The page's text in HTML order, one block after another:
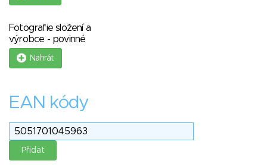
Fotografie složení a
výrobce - povinné
Nahrát
EAN kódy